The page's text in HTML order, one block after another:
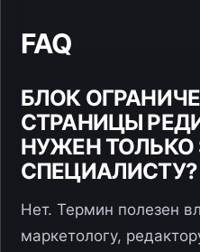
FAQ
БЛОК
СТРАНИЦЫ
НУЖЕН ТОЛЬКО
СПЕЦИАЛИСТУ?
Нет. Термин полезен
маркетологу,